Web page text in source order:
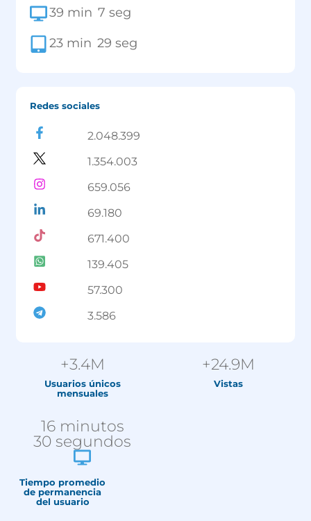
39 min 7 seg
23 min 29 seg
Redes sociales
2.048.399
1.354.003
659.056
69.180
671.400
139.405
57.300
3.586
+3.4M
Usuarios únicos
mensuales
+24.9M
Vistas
16 minutos
30 segundos
Tiempo promedio
de permanencia
del usuario